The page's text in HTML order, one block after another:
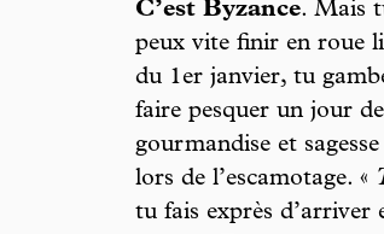
C’est Byzance. Mais
peux vite finir en roue
du 1er janvier, tu
faire pesquer un jour
gourmandise et
lors de l’escamotage. «
tu fais exprès d’arriver